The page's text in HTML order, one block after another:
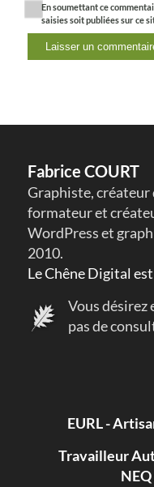
En soumettant ce
saisies soit publiées sur ce
Fabrice COURT
Graphiste, créateur
formateur et
WordPress et
2010.
Le Chêne Digital
Vous désirez
pas de
EURL -
Travailleur